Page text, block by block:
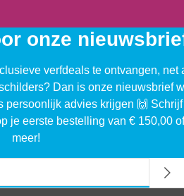
onze
verfdeals te ontvangen, net
Dan is onze nieuwsbrief
persoonlijk advies krijgen 🙌
je eerste bestelling van € 150,00 of
meer!